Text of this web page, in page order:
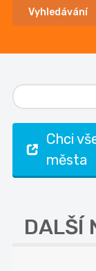
Vyhledávání
Chci
města
DALŠÍ